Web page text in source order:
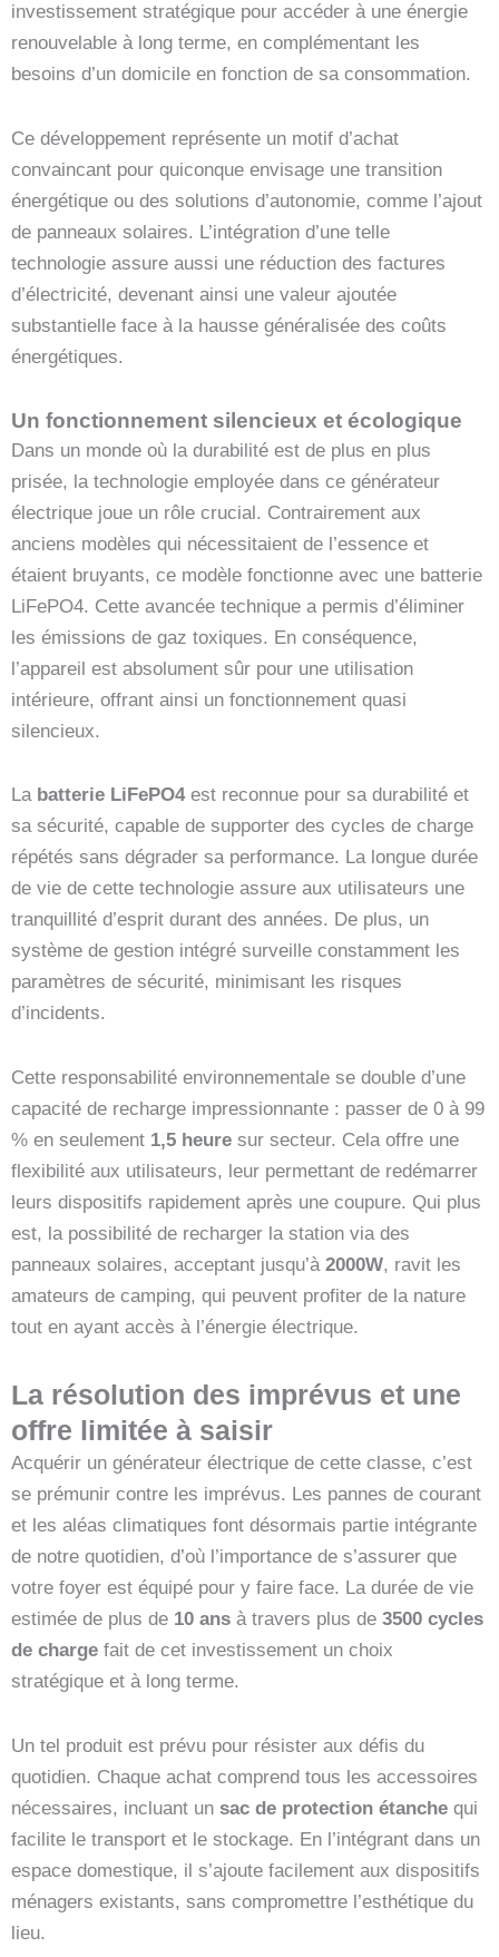
investissement stratégique pour accéder à une énergie
renouvelable à long terme, en complémentant les
besoins d’un domicile en fonction de sa consommation.
Ce développement représente un motif d’achat
convaincant pour quiconque envisage une transition
énergétique ou des solutions d’autonomie, comme l’ajout
de panneaux solaires. L’intégration d’une telle
technologie assure aussi une réduction des factures
d’électricité, devenant ainsi une valeur ajoutée
substantielle face à la hausse généralisée des coûts
énergétiques.
Un fonctionnement silencieux et écologique
Dans un monde où la durabilité est de plus en plus
prisée, la technologie employée dans ce générateur
électrique joue un rôle crucial. Contrairement aux
anciens modèles qui nécessitaient de l’essence et
étaient bruyants, ce modèle fonctionne avec une batterie
LiFePO4. Cette avancée technique a permis d’éliminer
les émissions de gaz toxiques. En conséquence,
l’appareil est absolument sûr pour une utilisation
intérieure, offrant ainsi un fonctionnement quasi
silencieux.
La batterie LiFePO4est reconnue pour sa durabilité et
sa sécurité, capable de supporter des cycles de charge
répétés sans dégrader sa performance. La longue durée
de vie de cette technologie assure aux utilisateurs une
tranquillité d’esprit durant des années. De plus, un
système de gestion intégré surveille constamment les
paramètres de sécurité, minimisant les risques
d’incidents.
Cette responsabilité environnementale se double d’une
capacité de recharge impressionnante : passer de 0 à 99
% en seulement 1,5 heure sur secteur. Cela offre une
flexibilité aux utilisateurs, leur permettant de redémarrer
leurs dispositifs rapidement après une coupure. Qui plus
est, la possibilité de recharger la station via des
panneaux solaires, acceptant jusqu’à 2000W, ravit les
amateurs de camping, qui peuvent profiter de la nature
tout en ayant accès à l’énergie électrique.
La résolution des imprévus et une
offre limitée à saisir
Acquérir un générateur électrique de cette classe, c’est
se prémunir contre les imprévus. Les pannes de courant
et les aléas climatiques font désormais partie intégrante
de notre quotidien, d’où l’importance de s’assurer que
votre foyer est équipé pour y faire face. La durée de vie
estimée de plus de 10 ans à travers plus de 3500 cycles
de charge fait de cet investissement un choix
stratégique et à long terme.
Un tel produit est prévu pour résister aux défis du
quotidien. Chaque achat comprend tous les accessoires
nécessaires, incluant un sac de protection étanche qui
facilite le transport et le stockage. En l’intégrant dans un
espace domestique, il s’ajoute facilement aux dispositifs
ménagers existants, sans compromettre l’esthétique du
lieu.